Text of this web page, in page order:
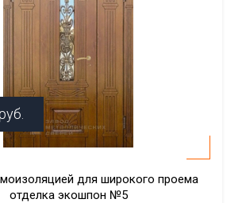
для широкого проема
отделка экошпон №5